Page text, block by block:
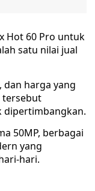
Hot 60 Pro untuk
satu nilai jual
harga yang
tersebut
dipertimbangkan.
50MP, berbagai
yang
hari.